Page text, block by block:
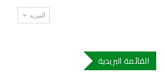
المزيد
القائمة البريدية